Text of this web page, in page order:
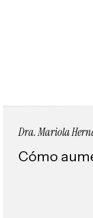
Dra. Mariola
Cómo